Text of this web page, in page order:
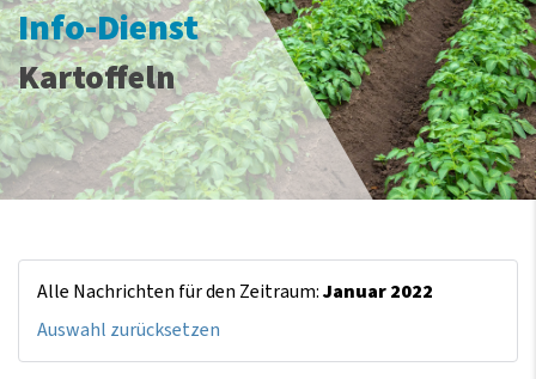
Info-Dienst
Kartoffeln
Alle Nachrichten für den Zeitraum:Januar 2022
Auswahl zurücksetzen